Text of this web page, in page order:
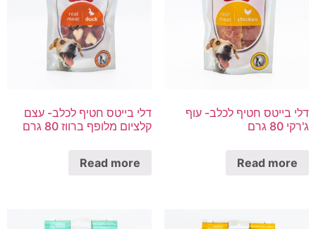
דלי בייטס חטיף לכלב- עוף
ג'רקי 80 גרם
Read more
דלי בייטס חטיף לכלב- עצם
קלציום מלופף ברווז 80 גרם
Read more